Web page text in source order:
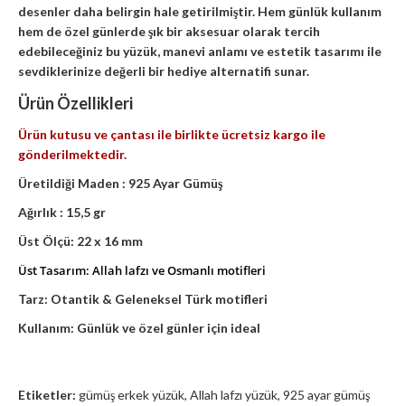
desenler daha belirgin hale getirilmiştir. Hem günlük kullanım
hem de özel günlerde şık bir aksesuar olarak tercih
edebileceğiniz bu yüzük, manevi anlamı ve estetik tasarımı ile
sevdiklerinize değerli bir hediye alternatifi sunar.
Ürün Özellikleri
Ürün kutusu ve çantası ile birlikte ücretsiz kargo ile
gönderilmektedir.
Üretildiği Maden : 925 Ayar Gümüş
Ağırlık : 15,5 gr
Üst Ölçü: 22 x 16 mm
Üst Tasarım: Allah lafzı ve Osmanlı motifleri
Tarz: Otantik & Geleneksel Türk motifleri
Kullanım: Günlük ve özel günler için ideal
Etiketler: gümüş erkek yüzük, Allah lafzı yüzük, 925 ayar gümüş